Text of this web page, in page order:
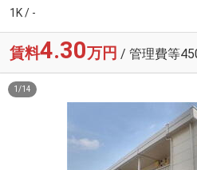
1K / -
賃料4.30万円 / 管理費等
1 /14